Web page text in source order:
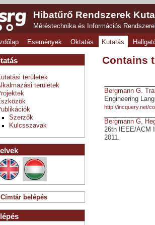
Hibatűrő Rendszerek
Méréstechnika és Információs
Események Oktatás Kutatás
Contains
Bergmann G
Engineering
http://incquery.net/
Bergmann G,
26th IEEE/ACM
2011.
területek
területek
Szerzők
Kulcsszavak
Címtár belépés